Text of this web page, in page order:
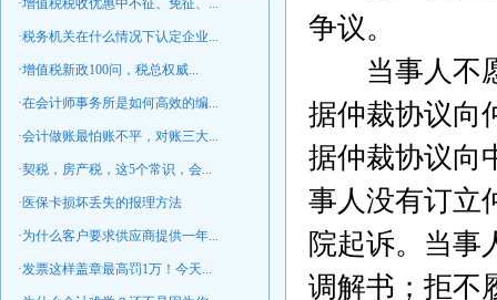
·增值税税收优惠中不征、免征、...
·税务机关在什么情况下认定企业...
·增值税新政100问，税总权威...
·在会计师事务所是如何高效的编...
·会计做账最怕账不平，对账三大...
·契税，房产税，这5个常识，会...
·医保卡损坏丢失的报理方法
·为什么客户要求供应商提供一年...
·发票这样盖章最高罚1万！今天...
争议。
当事人不愿
据仲裁协议向
据仲裁协议向
事人没有订立
院起诉。当事
调解书；拒不